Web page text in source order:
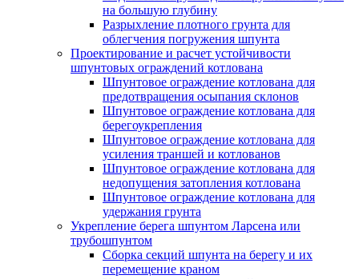
на большую глубину
Разрыхление плотного грунта для
облегчения погружения шпунта
Проектирование и расчет устойчивости
шпунтовых ограждений котлована
Шпунтовое ограждение котлована для
предотвращения осыпания склонов
Шпунтовое ограждение котлована для
берегоукрепления
Шпунтовое ограждение котлована для
усиления траншей и котлованов
Шпунтовое ограждение котлована для
недопущения затопления котлована
Шпунтовое ограждение котлована для
удержания грунта
Укрепление берега шпунтом Ларсена или
трубошпунтом
Сборка секций шпунта на берегу и их
перемещение краном